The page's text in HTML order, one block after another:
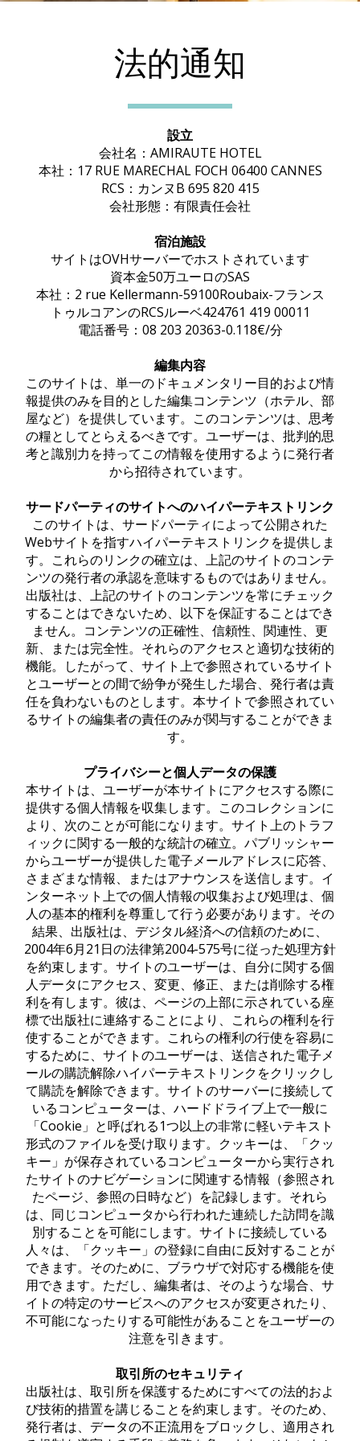
法的通知
設立
会社名：AMIRAUTE HOTEL
本社：17 RUE MARECHAL FOCH 06400 CANNES
RCS：カンヌB 695 820 415
会社形態：有限責任会社
宿泊施設
サイトはOVHサーバーでホストされています
資本金50万ユーロのSAS
本社：2 rue Kellermann-59100Roubaix-フランス
トゥルコアンのRCSルーベ424761 419 00011
電話番号：08 203 20363-0.118€/分
編集内容
このサイトは、単一のドキュメンタリー目的および情
報提供のみを目的とした編集コンテンツ（ホテル、部
屋など）を提供しています。このコンテンツは、思考
の糧としてとらえるべきです。ユーザーは、批判的思
考と識別力を持ってこの情報を使用するように発行者
から招待されています。
サードパーティのサイトへのハイパーテキストリンク
このサイトは、サードパーティによって公開された
Webサイトを指すハイパーテキストリンクを提供しま
す。これらのリンクの確立は、上記のサイトのコンテ
ンツの発行者の承認を意味するものではありません。
出版社は、上記のサイトのコンテンツを常にチェック
することはできないため、以下を保証することはでき
ません。コンテンツの正確性、信頼性、関連性、更
新、または完全性。それらのアクセスと適切な技術的
機能。したがって、サイト上で参照されているサイト
とユーザーとの間で紛争が発生した場合、発行者は責
任を負わないものとします。本サイトで参照されてい
るサイトの編集者の責任のみが関与することができま
す。
プライバシーと個人データの保護
本サイトは、ユーザーが本サイトにアクセスする際に
提供する個人情報を収集します。このコレクションに
より、次のことが可能になります。サイト上のトラフ
ィックに関する一般的な統計の確立。パブリッシャー
からユーザーが提供した電子メールアドレスに応答、
さまざまな情報、またはアナウンスを送信します。イ
ンターネット上での個人情報の収集および処理は、個
人の基本的権利を尊重して行う必要があります。その
結果、出版社は、デジタル経済への信頼のために、
2004年6月21日の法律第2004-575号に従った処理方針
を約束します。サイトのユーザーは、自分に関する個
人データにアクセス、変更、修正、または削除する権
利を有します。彼は、ページの上部に示されている座
標で出版社に連絡することにより、これらの権利を行
使することができます。これらの権利の行使を容易に
するために、サイトのユーザーは、送信された電子メ
ールの購読解除ハイパーテキストリンクをクリックし
て購読を解除できます。サイトのサーバーに接続して
いるコンピューターは、ハードドライブ上で一般に
「Cookie」と呼ばれる1つ以上の非常に軽いテキスト
形式のファイルを受け取ります。クッキーは、「クッ
キー」が保存されているコンピューターから実行され
たサイトのナビゲーションに関連する情報（参照され
たページ、参照の日時など）を記録します。それら
は、同じコンピュータから行われた連続した訪問を識
別することを可能にします。サイトに接続している
人々は、「クッキー」の登録に自由に反対することが
できます。そのために、ブラウザで対応する機能を使
用できます。ただし、編集者は、そのような場合、サ
イトの特定のサービスへのアクセスが変更されたり、
不可能になったりする可能性があることをユーザーの
注意を引きます。
取引所のセキュリティ
出版社は、取引所を保護するためにすべての法的およ
び技術的措置を講じることを約束します。そのため、
発行者は、データの不正流用をブロックし、適用され